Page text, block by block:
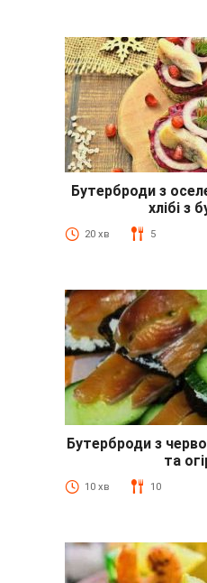
Бутерброди з
хлібі з
20 хв 5
Бутерброди з
та
10 хв 10